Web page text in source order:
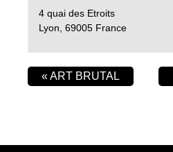
4 quai des Etroits
Lyon 69005 France
«ART BRUTAL